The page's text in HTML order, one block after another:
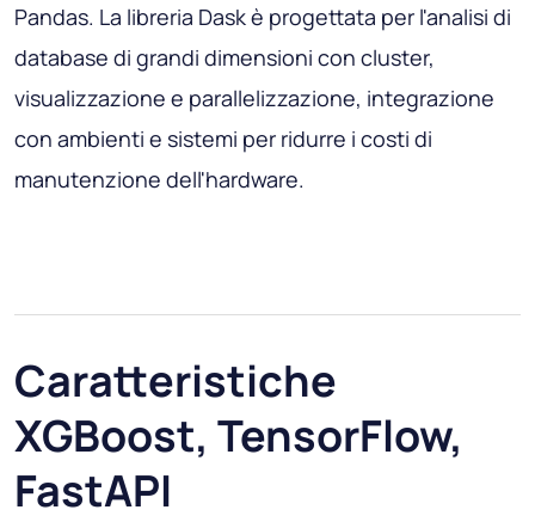
Pandas. La libreria Dask è progettata per l'analisi di
database di grandi dimensioni con cluster,
visualizzazione e parallelizzazione, integrazione
con ambienti e sistemi per ridurre i costi di
manutenzione dell'hardware.
Caratteristiche
XGBoost, TensorFlow,
FastAPI